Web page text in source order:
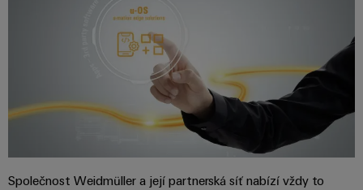
Společnost Weidmüller a její partnerská síť nabízí vždy to